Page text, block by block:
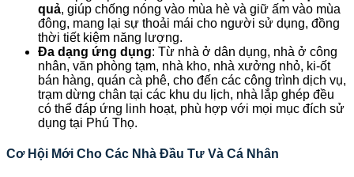
quả, giúp chống nóng vào mùa hè và giữ ấm vào mùa
đông, mang lại sự thoải mái cho người sử dụng, đồng
thời tiết kiệm năng lượng.
Đa dạng ứng dụng: Từ nhà ở dân dụng, nhà ở công
nhân, văn phòng tạm, nhà kho, nhà xưởng nhỏ, ki-ốt
bán hàng, quán cà phê, cho đến các công trình dịch vụ,
trạm dừng chân tại các khu du lịch, nhà lắp ghép đều
có thể đáp ứng linh hoạt, phù hợp với mọi mục đích sử
dụng tại Phú Thọ.
Cơ Hội Mới Cho Các Nhà Đầu Tư Và Cá Nhân